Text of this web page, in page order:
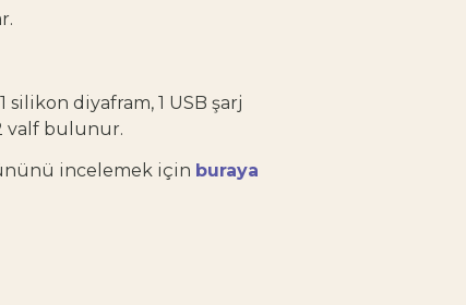
diyafram, 1 USB şarj
valf bulunur.
incelemek için buraya